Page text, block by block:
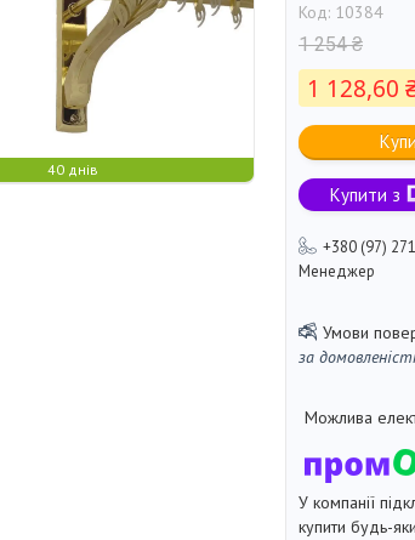
40 днів
Код: 10384
1 254 ₴
1 128,60
Купити з
+380 (97)
Менеджер
за
У компанії
купити будь-